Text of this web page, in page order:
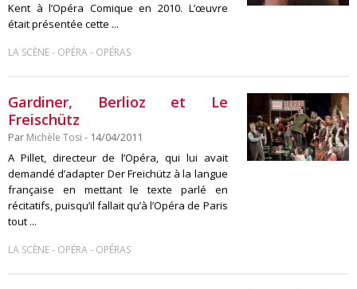
Kent à l’Opéra Comique en 2010. L’œuvre
était présentée cette ...
LA SCÈNE- OPÉRA- OPÉRAS
Gardiner, Berlioz et Le
Freischütz
Par Michèle Tosi - 14/04/2011
A Pillet, directeur de l’Opéra, qui lui avait
demandé d’adapter Der Freichütz à la langue
française en mettant le texte parlé en
récitatifs, puisqu’il fallait qu’à l’Opéra de Paris
tout ...
LA SCÈNE- OPÉRA- OPÉRAS